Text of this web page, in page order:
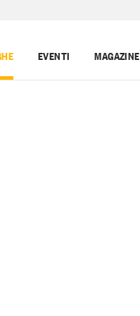
EVENTI MAGAZINE